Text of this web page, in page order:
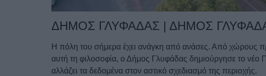
ΔΗΜΟΣ ΓΛΥΦΑΔΑΣ | ΔΗΜΟΣ
Η πόλη του σήμερα έχει ανάγκη από ανάσες. Από χώρους
αυτή τη φιλοσοφία, ο Δήμος Γλυφάδας δημιούργησε το
αλλάζει τα δεδομένα στον αστικό σχεδιασμό της περιοχής.